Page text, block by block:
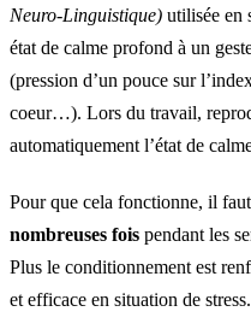
Neuro-Linguistique) utilisée en
état de calme profond à un
(pression d’un pouce sur
coeur…). Lors du travail,
automatiquement l’état de
Pour que cela fonctionne, il
nombreuses fois pendant les
Plus le conditionnement est
et efficace en situation de stress.